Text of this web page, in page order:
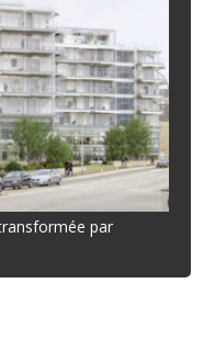
par